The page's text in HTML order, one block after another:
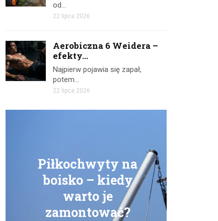
od…
22 lipca 2026
Aerobiczna 6 Weidera –
efekty...
Najpierw pojawia się zapał,
potem…
22 lipca 2026
Piłkochwyty na
boisko – kiedy
warto je
zamontować?